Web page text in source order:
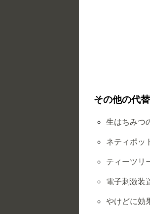
その他の代
生はちみつ
ネティポッ
ティーツリ
電子刺激装
やけどに効